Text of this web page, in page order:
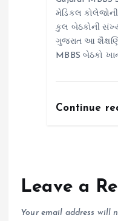
મેડિકલ
કુલ બેઠકોની
ગુજરાત આ
MBBS બેઠકો
Continue
Leave a
Your email address will